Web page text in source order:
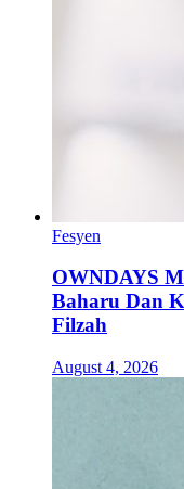
Fesyen
OWNDAYS
Baharu Dan
Filzah
August 4, 2026